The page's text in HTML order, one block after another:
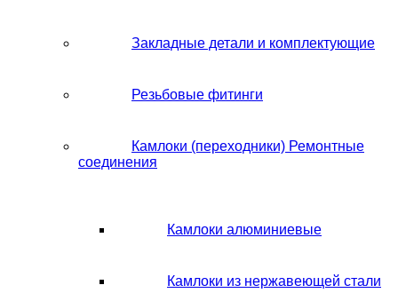
Закладные детали и комплектующие
Резьбовые фитинги
Камлоки (переходники) Ремонтные
соединения
Камлоки алюминиевые
Камлоки из нержавеющей стали